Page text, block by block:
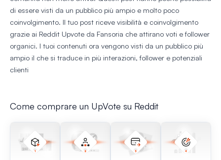
di essere visti da un pubblico più ampio e molto poco
coinvolgimento. Il tuo post riceve visibilità e coinvolgimento
grazie ai Reddit Upvote da Fansoria che attirano voti e follower
organici. I tuoi contenuti ora vengono visti da un pubblico più
ampio il che si traduce in più interazioni, follower e potenziali
clienti
Come comprare un UpVote su Reddit